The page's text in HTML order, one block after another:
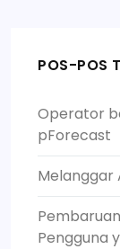
POS-POS
Operator
pForecast
Melanggar
Pengguna